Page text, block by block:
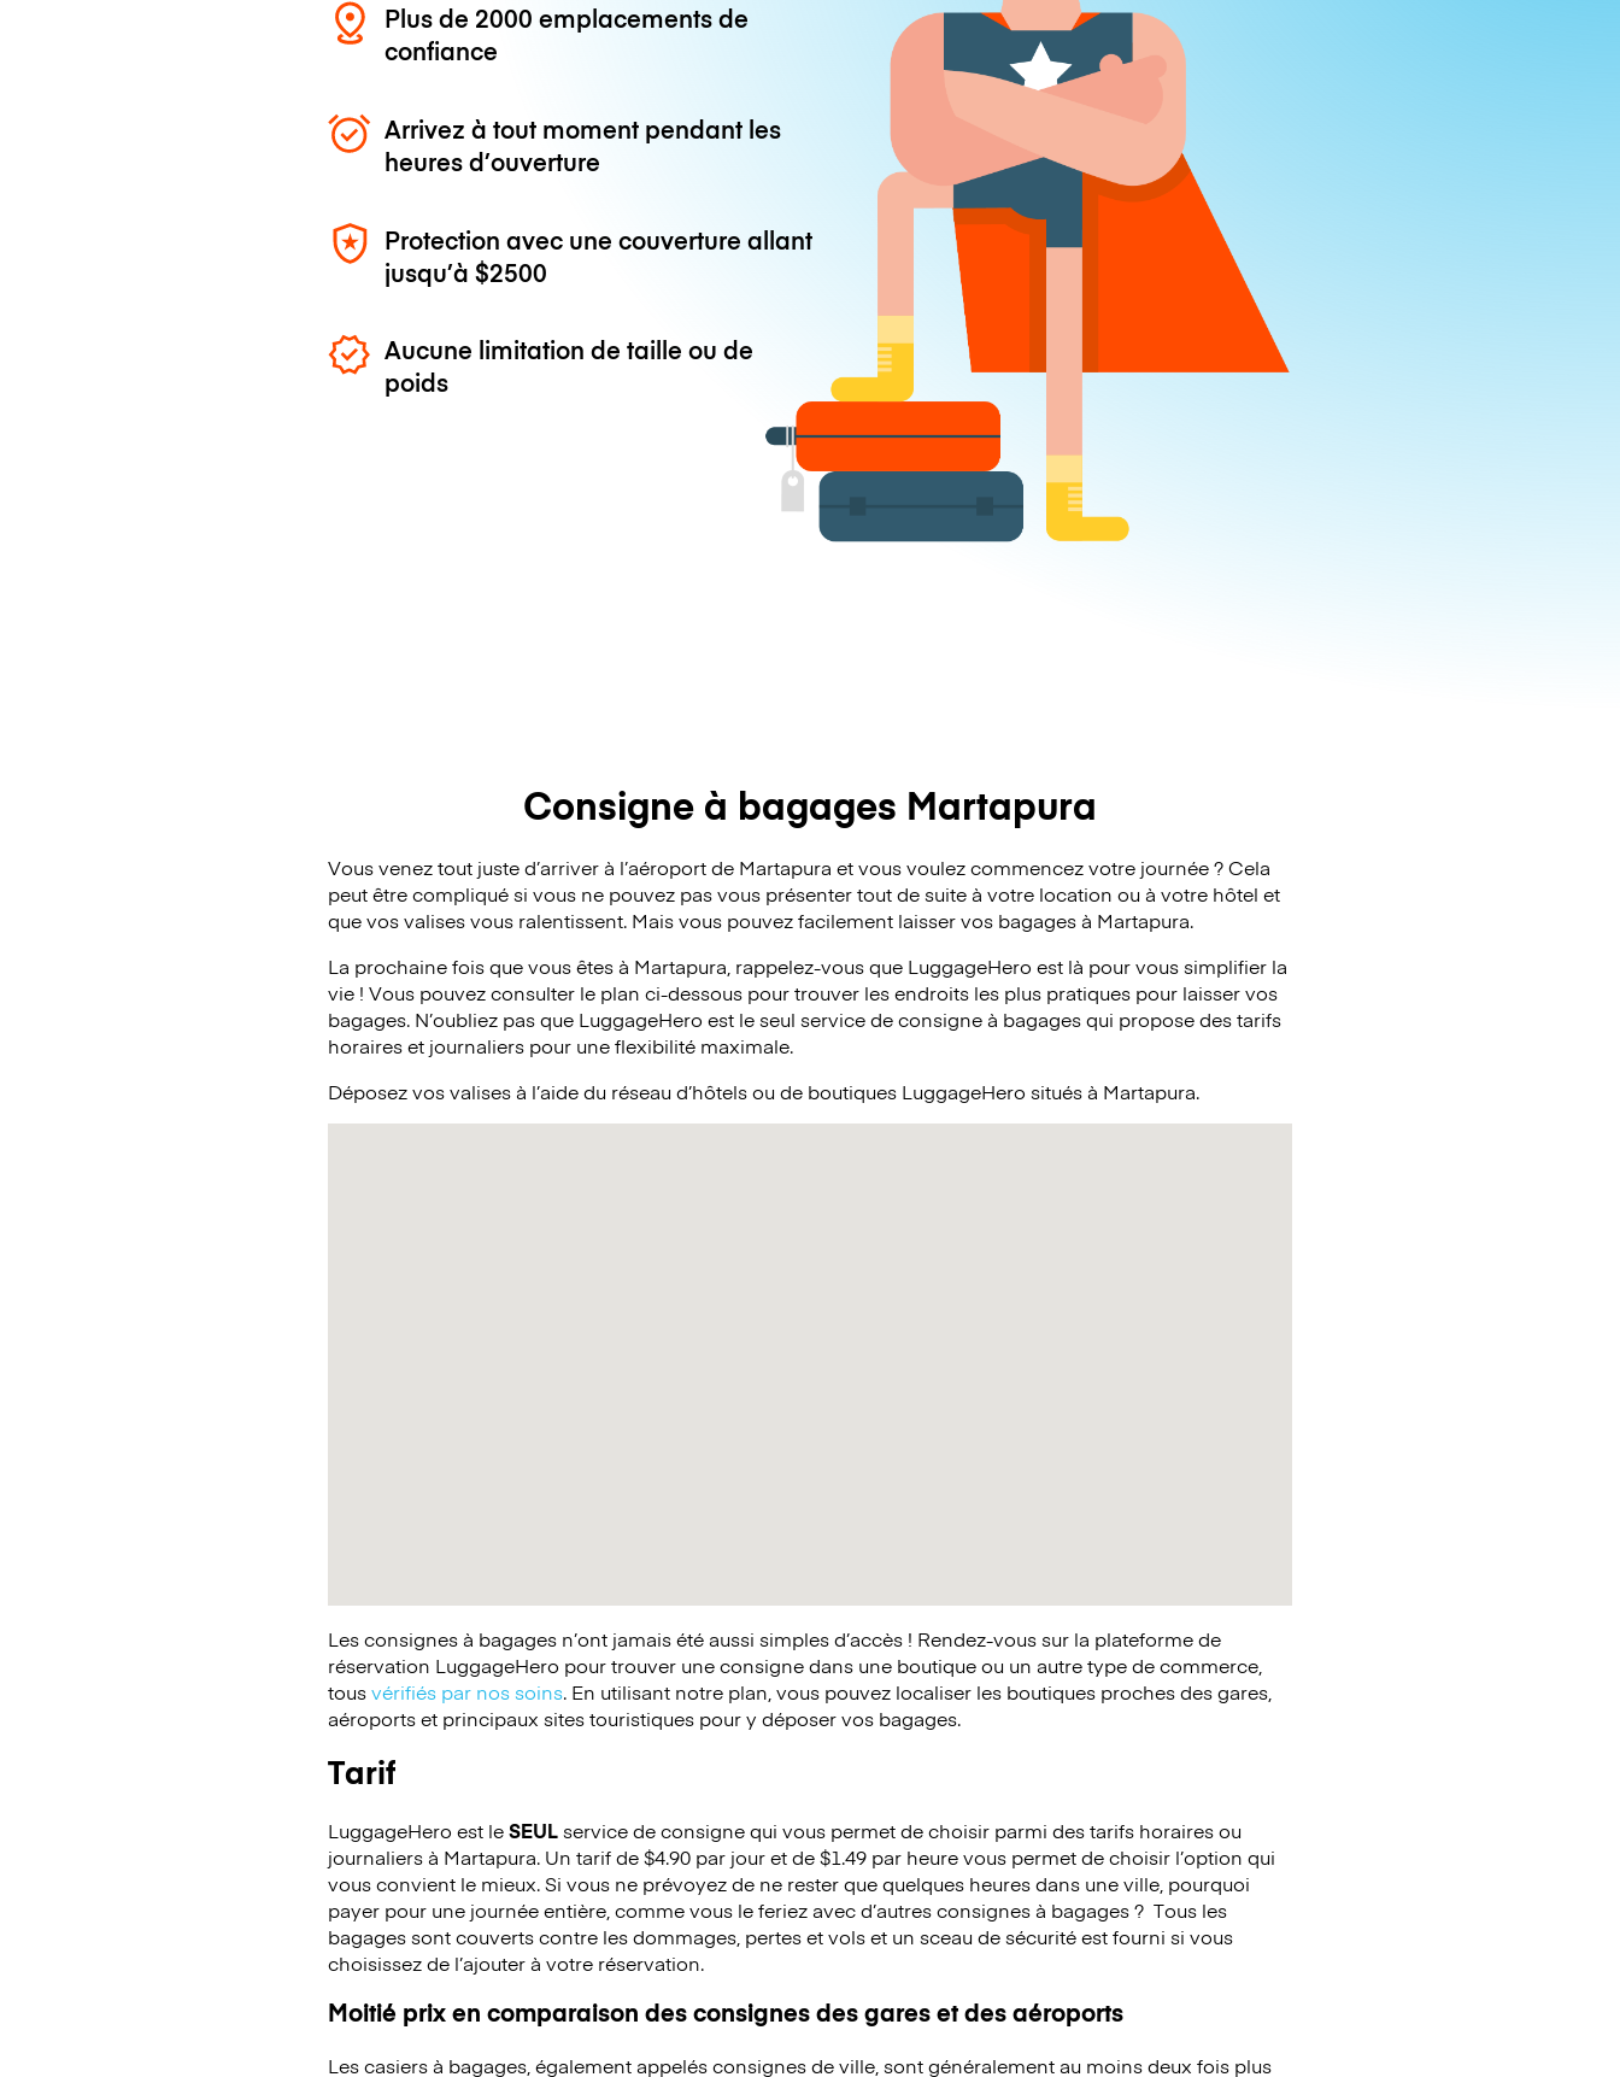
Plus de 2000 emplacements de
confiance
Arrivez à tout moment pendant les
heures d’ouverture
Protection avec une couverture allant
jusqu’à$2500
Aucune limitation de taille ou de
poids
Consigne à bagages Martapura
Vous venez tout juste d’arriver à l’aéroport de Martapura et vous voulez commencez votre journée ? Cela
peut être compliqué si vous ne pouvez pas vous présenter tout de suite à votre location ou à votre hôtel et
que vos valises vous ralentissent. Mais vous pouvez facilement laisser vos bagages à Martapura.
La prochaine fois que vous êtes à Martapura, rappelez-vous que LuggageHero est là pour vous simplifier la
vie ! Vous pouvez consulter le plan ci-dessous pour trouver les endroits les plus pratiques pour laisser vos
bagages. N’oubliez pas que LuggageHero est le seul service de consigne à bagages qui propose des tarifs
horaires et journaliers pour une flexibilité maximale.
Déposez vos valises à l’aide du réseau d’hôtels ou de boutiques LuggageHero situés à Martapura.
Les consignes à bagages n’ont jamais été aussi simples d’accès ! Rendez-vous sur la plateforme de
réservation LuggageHero pour trouver une consigne dans une boutique ou un autre type de commerce,
tousvérifiés par nos soins. En utilisant notre plan, vous pouvez localiser les boutiques proches des gares,
aéroports et principaux sites touristiques pour y déposer vos bagages.
Tarif
LuggageHero est leSEULservice de consigne qui vous permet de choisir parmi des tarifs horaires ou
journaliers à Martapura. Un tarif de $4.90 par jour et de $1.49 par heure vous permet de choisir l’option qui
vous convient le mieux. Si vous ne prévoyez de ne rester que quelques heures dans une ville, pourquoi
payer pour une journée entière, comme vous le feriez avec d’autres consignes à bagages ? Tous les
bagages sont couverts contre les dommages, pertes et vols et un sceau de sécurité est fourni si vous
choisissez de l’ajouter à votre réservation.
Moitié prix en comparaison des consignes des gares et des aéroports
Les casiers à bagages, également appelés consignes de ville, sont généralement au moins deux fois plus